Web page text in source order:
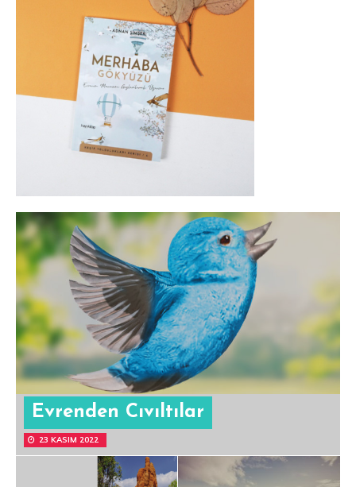
Evrenden Cıvıltılar
23 KASIM 2022